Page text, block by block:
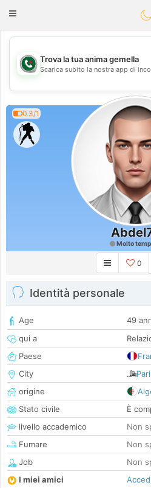
Toggle
💖
💕
Trova la tua anima gemella
Scarica subito la nostra app di
0.3/1
Molto
0
Identità personale
Age
49
qui a
Paese
City
origine
Stato civile
È
livello accademico
Non
Fumare
Non
Job
Non
I miei amici
Accedi